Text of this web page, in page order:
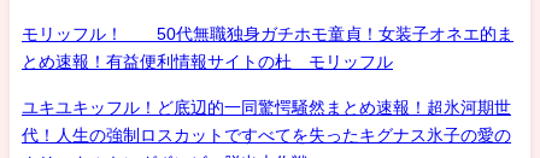
モリッフル！ 50代無職独身ガチホモ童貞！女装子オネエ的ま
とめ速報！有益便利情報サイトの杜 モリッフル
ユキユキッフル！ど底辺的一同驚愕騒然まとめ速報！超氷河期世
代！人生の強制ロスカットですべてを失ったキグナス氷子の愛の